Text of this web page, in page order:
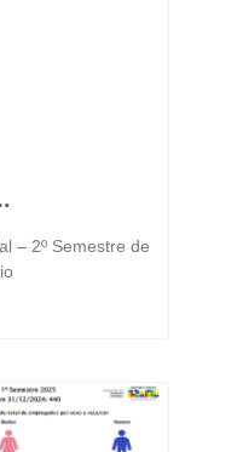
– 2º Semestre de